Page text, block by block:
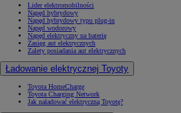
Lider elektromobilności
Napęd hybrydowy
Napęd hybrydowy typu plug-in
Napęd wodorowy
Napęd elektryczny na baterię
Zasięg aut elektrycznych
Zalety posiadania aut elektrycznych
Ładowanie elektrycznej Toyoty
Toyota HomeCharge
Toyota Charging Network
Jak naładować elektryczną Toyotę?